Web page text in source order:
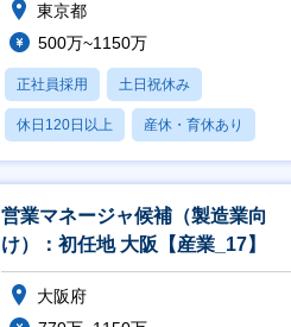
東京都
500万~1150万
正社員採用 土日祝休み
休日120日以上 産休・育休あり
月残業20時間以内
営業マネージャ候補（製造業向
け）：初任地 大阪【産業_17】
大阪府